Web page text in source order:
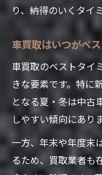
り、納得のいくタイ
車買取はいつがベ
車買取のベストタイ
きな要素です。特に
となる夏・冬は中古
しやすい傾向にあり
一方、年末や年度末
るため、買取業者も